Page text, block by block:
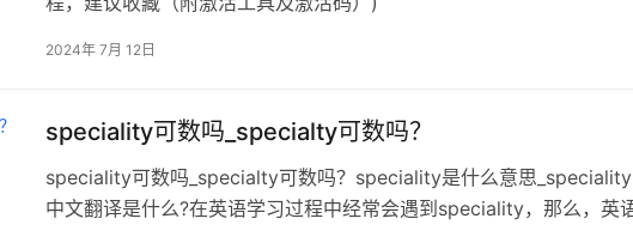
2024年 7月 12日
speciality可数吗_specialty可数吗？
speciality可数吗_specialty可数吗？speciality是什么意思_speciality
中文翻译是什么?在英语学习过程中经常会遇到speciality，那么，英